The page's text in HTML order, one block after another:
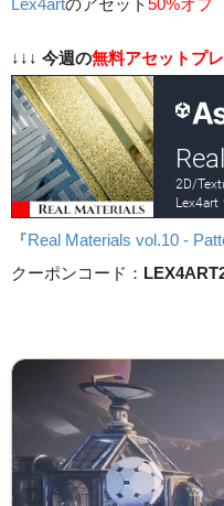
Lex4artのアセット50%オフ
↓↓↓ 今週の無料アセットプ
『Real Materials vol.10 -
クーポンコード：